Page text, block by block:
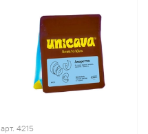
арт. 4215